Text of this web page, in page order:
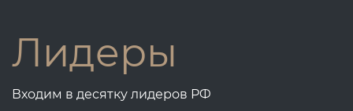
Лидеры
Входим в десятку лидеров РФ